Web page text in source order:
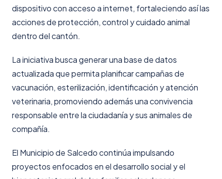
dispositivo con acceso a internet, fortaleciendo así las
acciones de protección, control y cuidado animal
dentro del cantón.
La iniciativa busca generar una base de datos
actualizada que permita planificar campañas de
vacunación, esterilización, identificación y atención
veterinaria, promoviendo además una convivencia
responsable entre la ciudadanía y sus animales de
compañía.
El Municipio de Salcedo continúa impulsando
proyectos enfocados en el desarrollo social y el